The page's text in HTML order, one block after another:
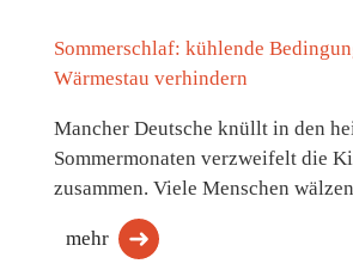
Sommerschlaf: kühlende
Wärmestau verhindern
Mancher Deutsche knüllt in den
Sommermonaten verzweifelt die
zusammen. Viele Menschen
mehr